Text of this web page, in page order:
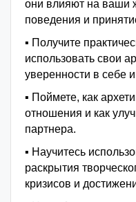
они влияют на ваши
поведения и
▪️ Получите
использовать свои
уверенности в себе
▪️ Поймете, как
отношения и как
партнера.
▪️ Научитесь
раскрытия
кризисов и